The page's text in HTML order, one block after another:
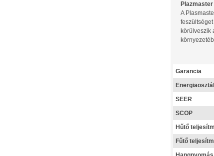
A
körülveszik
Garancia
SEER
SCOP
Hűtő
Fűtő